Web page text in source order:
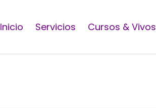
Inicio Servicios Cursos & Vivos